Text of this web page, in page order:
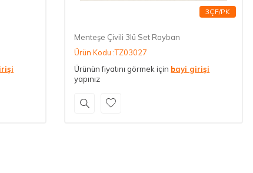
3ÇF/PK
Menteşe Çivili 3lü Set Rayban
Ürün Kodu :TZ03027
Ürünün fiyatını görmek için bayi girişi
yapınız